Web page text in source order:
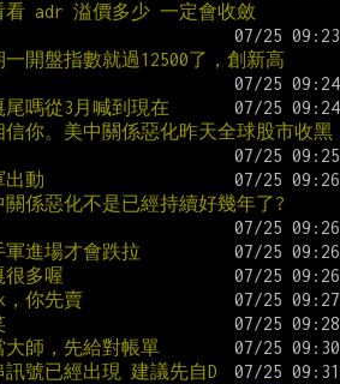
adr 溢價多少 一定會收斂
開盤指數就過12500了，創新高
嗎從3月喊到現在
你。美中關係惡化昨天全球股市收黑
動
係惡化不是已經持續好幾年了?
進場才會跌拉
多喔
你先賣
師，先給對帳單
號已經出現 建議先自D